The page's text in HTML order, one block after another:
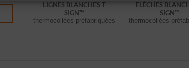
LIGNES BLANCHES T
SIGN™
thermocollées préfabriquées
FLÈCHES
SIGN™
thermocollées